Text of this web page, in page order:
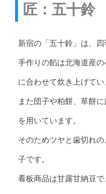
匠：五十鈴
新宿の「五十鈴」は、
手作りの餡は北海道産
に合わせて炊き上げてい
また団子や柏餅、草餅
を用いています。
そのためツヤと歯切れ
子です。
看板商品は甘露甘納豆